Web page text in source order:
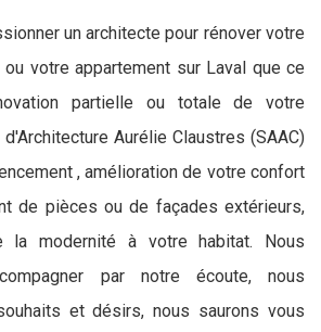
un architecte pour rénover votre
ou votre appartement sur Laval que ce
partielle ou totale de votre
Aurélie Claustres (SAAC)
, amélioration de votre confort
de pièces ou de façades extérieurs,
la modernité à votre habitat. Nous
par notre écoute, nous
et désirs, nous saurons vous